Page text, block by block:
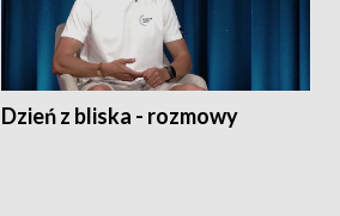
Dzień z bliska - rozmowy